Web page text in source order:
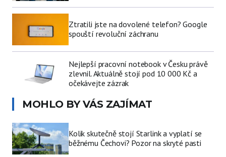
Ztratili jste na dovolené telefon? Google
spouští revoluční záchranu
Nejlepší pracovní notebook v Česku právě
zlevnil. Aktuálně stojí pod 10 000 Kč a
očekávejte zázrak
MOHLO BY VÁS ZAJÍMAT
Kolik skutečně stojí Starlink a vyplatí se
běžnému Čechovi? Pozor na skryté pasti